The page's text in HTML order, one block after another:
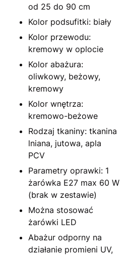
od 25 do 90 cm
Kolor podsufitki: biały
Kolor przewodu:
kremowy w oplocie
Kolor abażura:
oliwkowy, beżowy,
kremowy
Kolor wnętrza:
kremowo-beżowe
Rodzaj tkaniny: tkanina
lniana, jutowa, apla
PCV
Parametry oprawki: 1
żarówka E27 max 60 W
(brak w zestawie)
Można stosować
żarówki LED
Abażur odporny na
działanie promieni UV,